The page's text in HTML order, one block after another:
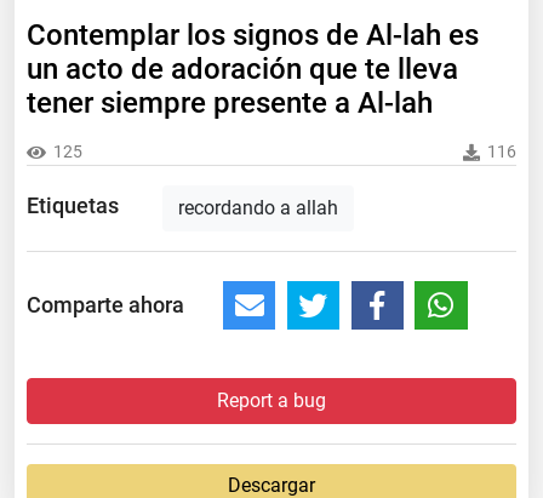
Contemplar los signos de Al-lah es
un acto de adoración que te lleva
tener siempre presente a Al-lah
125 116
Etiquetas recordando a allah
Comparte ahora
Report a bug
Descargar